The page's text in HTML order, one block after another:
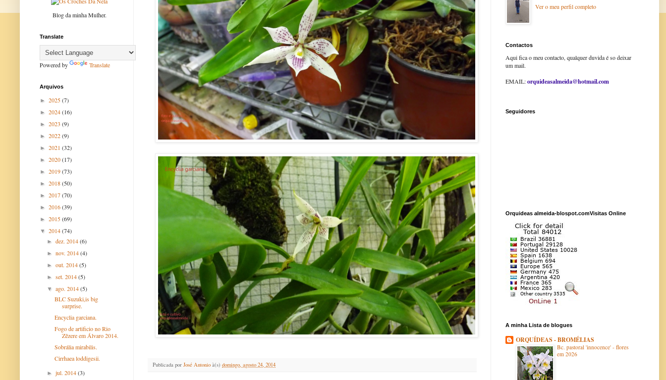
Publicada por José Antonio à(s) domingo, agosto 24, 2014
Blog da minha Mulher.
Translate
Powered by Translate
Arquivos
► 2025(7)
► 2024(16)
► 2023 (9)
► 2022(9)
► 2021 (32)
► 2020(17)
► 2019(73)
► 2018(50)
► 2017(70)
► 2016(39)
► 2015(69)
▼ 2014(74)
►dez. 2014(6)
►nov. 2014(4)
►out. 2014(5)
►set. 2014(5)
▼ago. 2014(5)
BLC Suzuki,is big
surprise.
Encyclia garciana.
Fogo de artificio no Rio
Zêzere em Álvaro 2014.
Sobrália mirabilis.
Cirrhaea loddigesii.
►jul. 2014(3)
Ver o meu perfil completo
Contactos
Aqui fica o meu contacto, qualquer duvida é so deixar
um mail.
EMAIL:orquideasalmeida@hotmail.com
Seguidores
Orquideas almeida-blospot.comVisitas Online
A minha Lista de blogues
ORQUÍDEAS - BROMÉLIAS
Bc. pastoral 'innocence' - flores
em 2026